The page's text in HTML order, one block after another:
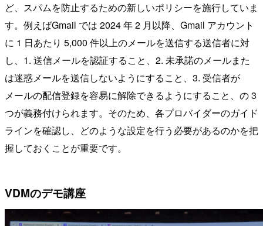
ど、スパムを防止するための新しいポリシーを施行していま
す。例えばGmail では 2024 年 2 月以降、Gmail アカウント
に 1 日あたり 5,000 件以上のメールを送信する送信者に対
し、1. 送信メールを認証すること、2. 未承諾のメールまた
は迷惑メールを送信しないようにすること、3. 受信者が
メールの配信登録を容易に解除できるようにすること、の 3
つが義務付けられます。そのため、各プロバイダーのガイド
ラインを確認し、どのような設定を行う必要があるのかを把
握しておくことが重要です。
VDMのデモ講座